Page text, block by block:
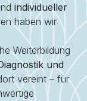
individueller
haben wir
Weiterbildung
und
vereint – für